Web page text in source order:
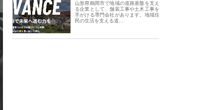
山形県鶴岡市で地域の道路基盤を支え
る企業として、舗装工事や土木工事を
手がける専門会社があります。地域住
民の生活を支える道…